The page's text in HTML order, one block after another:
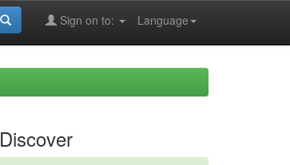
Language
Sign on to:
Discover